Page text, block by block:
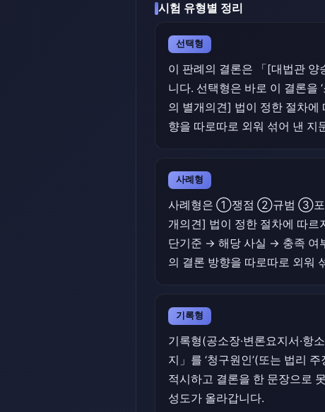
시험 유형별 정리
선택형
이 판례의 결론은 「[대법관 양
니다. 선택형은 바로 이 결론을
의 별개의견] 법이 정한 절차에
향을 따로따로 외워 섞어 낸 지
사례형
사례형은 ①쟁점 ②규범 ③포섭
개의견] 법이 정한 절차에 따르
단기준 → 해당 사실 → 충족 여
의 결론 방향을 따로따로 외워
기록형
기록형(공소장·변론요지서·항
지」를 ‘청구원인’(또는 법리
적시하고 결론을 한 문장으로
성도가 올라갑니다.